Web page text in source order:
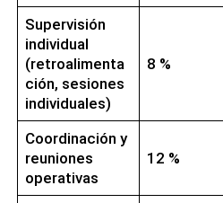
Supervisión
individual
(retroalimenta
ción, sesiones
individuales)
8 %
Coordinación y
reuniones
operativas
12 %